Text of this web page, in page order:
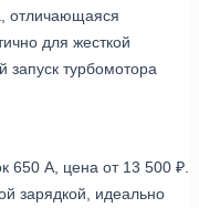
отличающаяся
для жесткой
запуск турбомотора
650 А, цена от 13 500 ₽.
зарядкой, идеально